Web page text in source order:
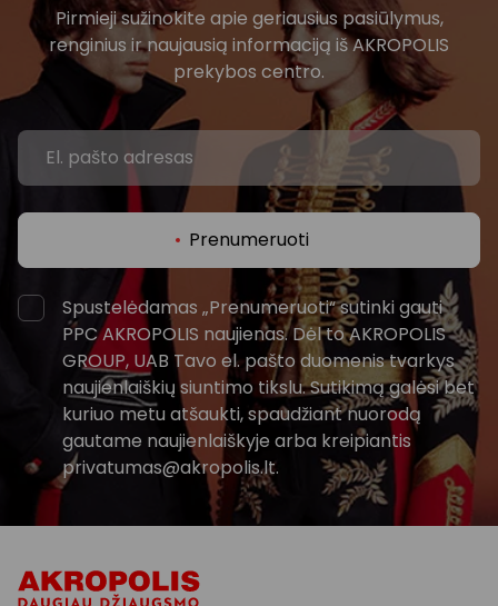
Pirmieji sužinokite apie geriausius pasiūlymus,
renginius ir naujausią informaciją iš AKROPOLIS
prekybos centro.
Prenumeruoti
Spustelėdamas „Prenumeruoti“ sutinki gauti
PPC AKROPOLIS naujienas. Dėl to AKROPOLIS
GROUP, UAB Tavo el. pašto duomenis tvarkys
naujienlaiškių siuntimo tikslu. Sutikimą galėsi bet
kuriuo metu atšaukti, spaudžiant nuorodą
gautame naujienlaiškyje arba kreipiantis
privatumas@akropolis.lt.